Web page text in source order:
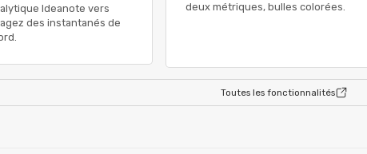
Ideanote vers
des instantanés de
deux métriques, bulles colorées.
Toutes les fonctionnalités